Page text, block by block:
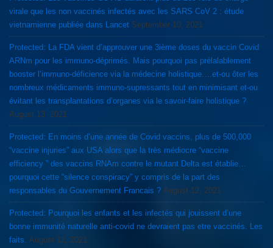
virale que les non vaccinés infectés avec les SARS CoV 2 : étude
vietnamienne publiée dans Lancet September 10, 2021
Protected: La FDA vient d’approuver une 3ième doses du vaccin Covid
ARNm pour les immuno-déprimés. Mais pourquoi pas prélalablement
booster l’immuno-déficience via la médecine holistique….et-ou ôter les
nombreux médicaments immuno-supressants tout en minimisant et-ou
évitant les transplantations d’organes via le savoir-faire holistique ?
August 13, 2021
Protected: En moins d’une année de Covid vaccins, plus de 500,000
“vaccine injuries” aux USA alors que la très médiocre “vaccine
efficiency ” des vaccins RNAm contre le mutant Delta est établie…
pourquoi cette “silence conspiracy” y compris de la part des
responsables du Gouvernement Francais ? August 12, 2021
Protected: Pourquoi les enfants et les infectés qui jouissent d’une
bonne immunité naturelle anti-covid ne devraient pas etre vaccinés. Les
faits.
August 12, 2021